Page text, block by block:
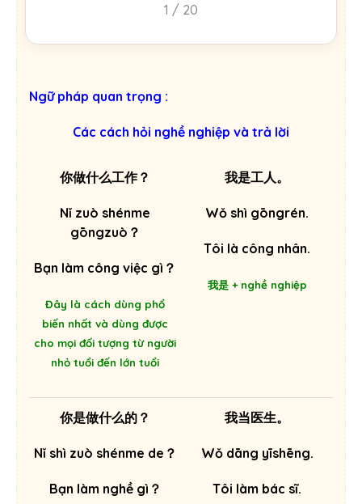
1 / 20
Ngữ pháp quan trọng :
Các cách hỏi nghề nghiệp và trả lời
你做什么工作？
Nǐ zuò shénme
gōngzuò？
Bạn làm công việc gì？
Đây là cách dùng phổ
biến nhất và dùng được
cho mọi đối tượng từ người
nhỏ tuổi đến lớn tuổi
我是工人。
Wǒ shì gōngrén.
Tôi là công nhân.
我是 + nghề nghiệp
你是做什么的？
Nǐ shì zuò shénme de？
Bạn làm nghề gì？
我当医生。
Wǒ dāng yīshēng.
Tôi làm bác sĩ.